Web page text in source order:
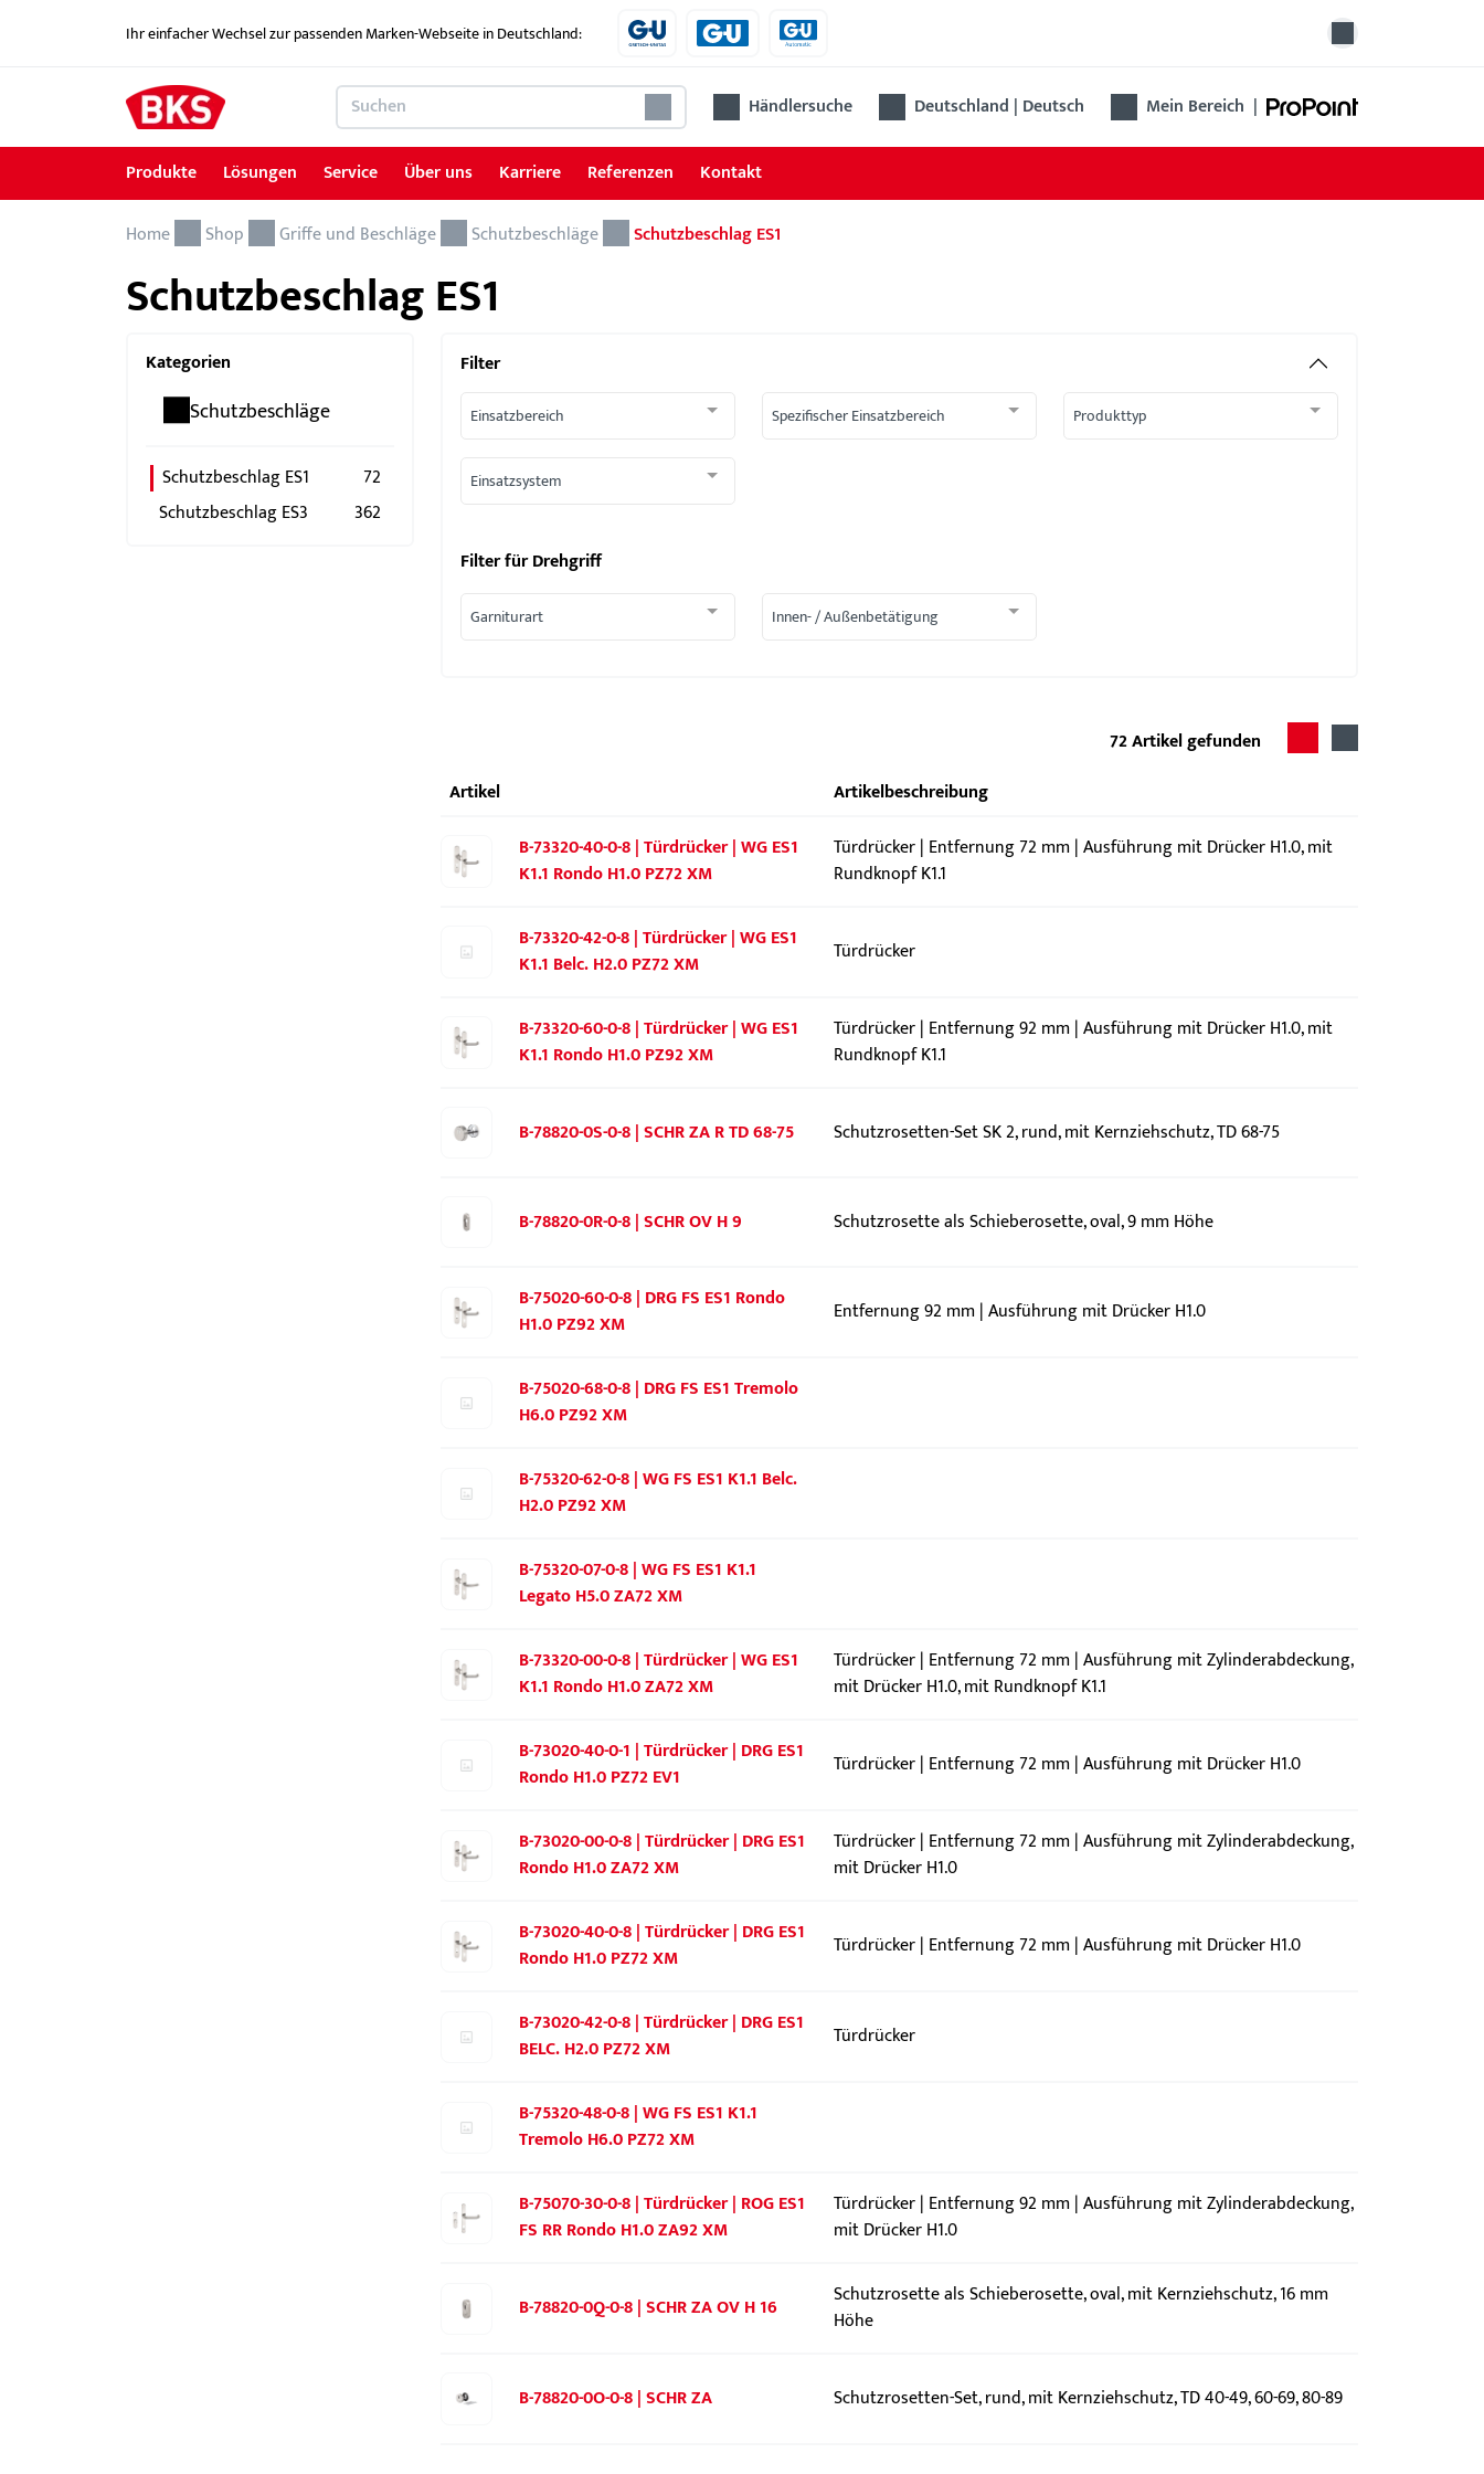
Ihr einfacher Wechsel zur passenden Marken-Webseite in Deutschland:
Händlersuche Deutschland | Deutsch Mein Bereich |
Produkte
Produkte
Schließ- und Zutrittskontrollsysteme
Elektrische Türöffner
Elektrische Fluchttürsicherung
GEMOS / Gebäudemanagementsystem
Schlösser
Lösungen
Lösungen
Lösungen Schulsicherheit
Service
Service
Service für Architekten & Planer
Serviceleistungen im Überblick
Seminare
Downloadportal
BKS MasterKeySystem
Über uns
Über uns
News
Karriere
Karriere
Ausbildung
Referenzen
Referenzen
Kontakt
Kontakt
Kontaktformular
Home Shop Griffe und Beschläge Schutzbeschläge Schutzbeschlag ES1
Schutzbeschlag ES1
Kategorien
Schutzbeschläge
Schutzbeschlag ES1
72
Schutzbeschlag ES3
362
Filter
Einsatzbereich Spezifischer Einsatzbereich Produkttyp
Einsatzsystem
Filter fürDrehgriff
Garniturart Innen- / Außenbetätigung
72Artikel gefunden
Artikel
Artikelbeschreibung
B-73320-40-0-8 | Türdrücker | WG ES1
K1.1 Rondo H1.0 PZ72 XM
Türdrücker | Entfernung 72 mm | Ausführung mit Drücker H1.0, mit
Rundknopf K1.1
B-73320-42-0-8 | Türdrücker | WG ES1
K1.1 Belc. H2.0 PZ72 XM
Türdrücker
B-73320-60-0-8 | Türdrücker | WG ES1
K1.1 Rondo H1.0 PZ92 XM
Türdrücker | Entfernung 92 mm | Ausführung mit Drücker H1.0, mit
Rundknopf K1.1
B-78820-0S-0-8 | SCHR ZA R TD 68-75 Schutzrosetten-Set SK 2, rund, mit Kernziehschutz, TD 68-75
B-78820-0R-0-8 | SCHR OV H 9 Schutzrosette als Schieberosette, oval, 9 mm Höhe
B-75020-60-0-8 | DRG FS ES1 Rondo
H1.0 PZ92 XM
Entfernung 92 mm | Ausführung mit Drücker H1.0
B-75020-68-0-8 | DRG FS ES1 Tremolo
H6.0 PZ92 XM
B-75320-62-0-8 | WG FS ES1 K1.1 Belc.
H2.0 PZ92 XM
B-75320-07-0-8 | WG FS ES1 K1.1
Legato H5.0 ZA72 XM
B-73320-00-0-8 | Türdrücker | WG ES1
K1.1 Rondo H1.0 ZA72 XM
Türdrücker | Entfernung 72 mm | Ausführung mit Zylinderabdeckung,
mit Drücker H1.0, mit Rundknopf K1.1
B-73020-40-0-1 | Türdrücker | DRG ES1
Rondo H1.0 PZ72 EV1
Türdrücker | Entfernung 72 mm | Ausführung mit Drücker H1.0
B-73020-00-0-8 | Türdrücker | DRG ES1
Rondo H1.0 ZA72 XM
Türdrücker | Entfernung 72 mm | Ausführung mit Zylinderabdeckung,
mit Drücker H1.0
B-73020-40-0-8 | Türdrücker | DRG ES1
Rondo H1.0 PZ72 XM
Türdrücker | Entfernung 72 mm | Ausführung mit Drücker H1.0
B-73020-42-0-8 | Türdrücker | DRG ES1
BELC. H2.0 PZ72 XM
Türdrücker
B-75320-48-0-8 | WG FS ES1 K1.1
Tremolo H6.0 PZ72 XM
B-75070-30-0-8 | Türdrücker | ROG ES1
FS RR Rondo H1.0 ZA92 XM
Türdrücker | Entfernung 92 mm | Ausführung mit Zylinderabdeckung,
mit Drücker H1.0
B-78820-0Q-0-8 | SCHR ZA OV H 16
Schutzrosette als Schieberosette, oval, mit Kernziehschutz, 16 mm
Höhe
B-78820-0O-0-8 | SCHR ZA Schutzrosetten-Set, rund, mit Kernziehschutz, TD 40-49, 60-69, 80-89